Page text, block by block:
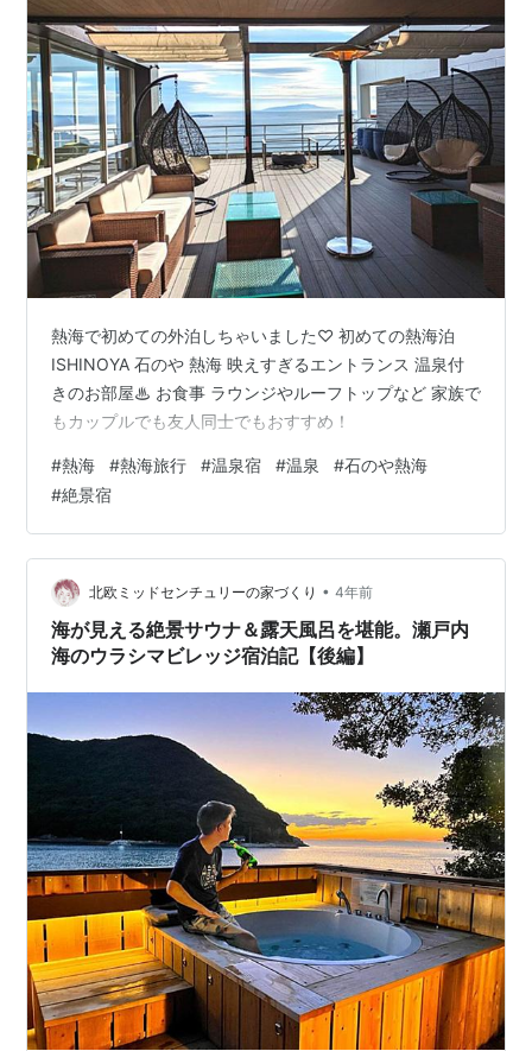
熱海で初めての外泊しちゃいました♡ 初めての熱海泊
ISHINOYA 石のや 熱海 映えすぎるエントランス 温泉付
きのお部屋♨ お食事 ラウンジやルーフトップなど 家族で
もカップルでも友人同士でもおすすめ！
#熱海 #熱海旅行 #温泉宿 #温泉 #石のや熱海
#絶景宿
北欧ミッドセンチュリーの家づくり • 4年前
海が見える絶景サウナ＆露天風呂を堪能。瀬戸内
海のウラシマビレッジ宿泊記【後編】